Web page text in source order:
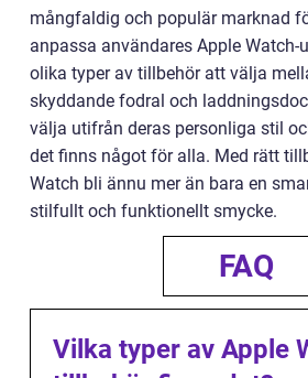
mångfaldig och populär marknad
anpassa användares Apple Watch-
olika typer av tillbehör att välja
skyddande fodral och
välja utifrån deras personliga stil
det finns något för alla. Med rätt
Watch bli ännu mer än bara en
stilfullt och funktionellt smycke.
FAQ
Vilka typer av Apple